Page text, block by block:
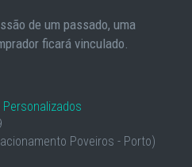
de um passado, uma
ficará vinculado.
Poveiros - Porto)